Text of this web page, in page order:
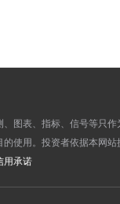
2016-06-20
2016-06-15
2016-06-14
图表、指标、信号等只
使用。投资者依据本网
用承诺